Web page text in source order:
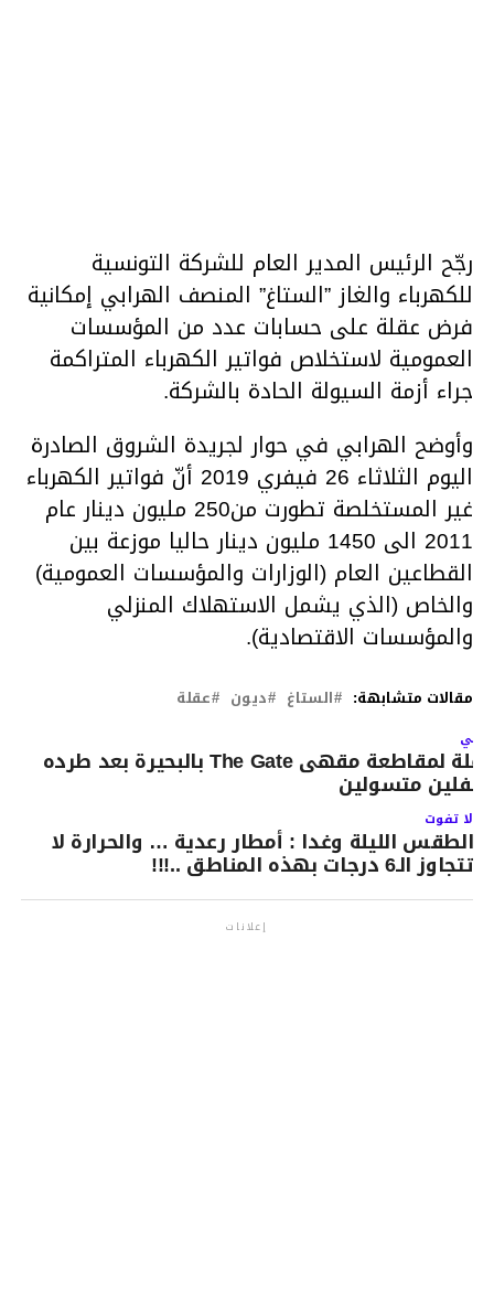
رجّح الرئيس المدير العام للشركة التونسية
للكهرباء والغاز ”الستاغ” المنصف الهرابي إمكانية
فرض عقلة على حسابات عدد من المؤسسات
العمومية لاستخلاص فواتير الكهرباء المتراكمة
جراء أزمة السيولة الحادة بالشركة.
وأوضح الهرابي في حوار لجريدة الشروق الصادرة
اليوم الثلاثاء 26 فيفري 2019 أنّ فواتير الكهرباء
غير المستخلصة تطورت من250 مليون دينار عام
2011 الى 1450 مليون دينار حاليا موزعة بين
القطاعين العام (الوزارات والمؤسسات العمومية)
والخاص (الذي يشمل الاستهلاك المنزلي
والمؤسسات الاقتصادية).
مقالات متشابهة: الستاغ ديون عقلة
حملة لمقاطعة مقهى The Gate بالبحيرة بعد طرده
متسولين
لا تفوت
الطقس الليلة وغدا : أمطار رعدية … والحرارة لا
تتجاوز الـ6 درجات بهذه المناطق ..!!!
إعلانات